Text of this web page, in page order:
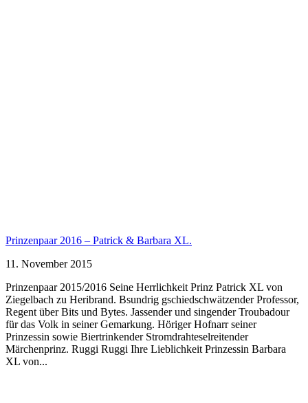
Prinzenpaar 2016 – Patrick & Barbara XL.
11. November 2015
Prinzenpaar 2015/2016 Seine Herrlichkeit Prinz Patrick XL von
Ziegelbach zu Heribrand. Bsundrig gschiedschwätzender Professor,
Regent über Bits und Bytes. Jassender und singender Troubadour
für das Volk in seiner Gemarkung. Höriger Hofnarr seiner
Prinzessin sowie Biertrinkender Stromdrahteselreitender
Märchenprinz. Ruggi Ruggi Ihre Lieblichkeit Prinzessin Barbara
XL von...